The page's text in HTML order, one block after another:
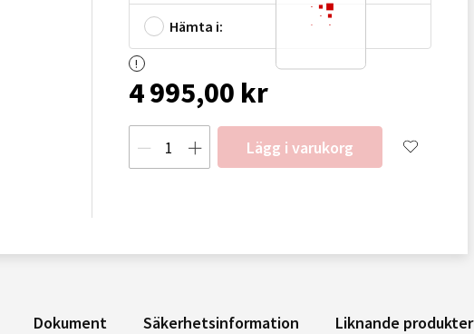
Hämta i:
4 995,00 kr
Lägg i varukorg
Dokument Säkerhetsinformation Liknande produkter